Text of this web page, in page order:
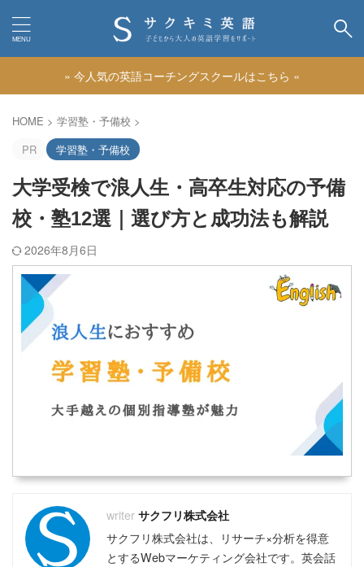
» 今人気の英語コーチングスクールはこちら «
HOME > 学習塾・予備校 >
PR
学習塾・予備校
大学受検で浪人生・高卒生対応の予備
校・塾12選｜選び方と成功法も解説
2026年8月6日
サクフリ株式会社
サクフリ株式会社は、リサーチ×分析を得意
とするWebマーケティング会社です。英会話